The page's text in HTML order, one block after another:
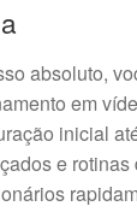
absoluto,
em
inicial
e rotinas